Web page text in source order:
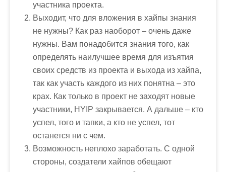
участника проекта.
Выходит, что для вложения в хайпы знания
не нужны? Как раз наоборот – очень даже
нужны. Вам понадобится знания того, как
определять наилучшее время для изъятия
своих средств из проекта и выхода из хайпа,
так как участь каждого из них понятна – это
крах. Как только в проект не заходят новые
участники, HYIP закрывается. А дальше – кто
успел, того и тапки, а кто не успел, тот
останется ни с чем.
Возможность неплохо заработать. С одной
стороны, создатели хайпов обещают